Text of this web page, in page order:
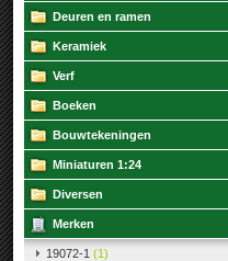
Deuren en ramen
Keramiek
Verf
Boeken
Bouwtekeningen
Miniaturen 1:24
Diversen
Merken
19072-1 (1)